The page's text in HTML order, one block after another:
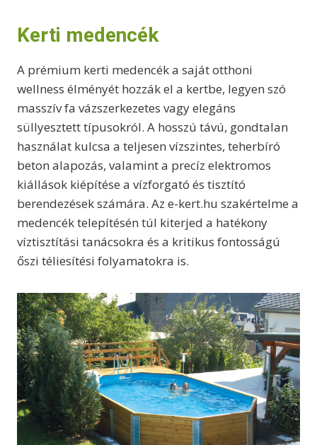
Kerti medencék
A prémium kerti medencék a saját otthoni
wellness élményét hozzák el a kertbe, legyen szó
masszív fa vázszerkezetes vagy elegáns
süllyesztett típusokról. A hosszú távú, gondtalan
használat kulcsa a teljesen vízszintes, teherbíró
beton alapozás, valamint a precíz elektromos
kiállások kiépítése a vízforgató és tisztító
berendezések számára. Az e-kert.hu szakértelme a
medencék telepítésén túl kiterjed a hatékony
víztisztítási tanácsokra és a kritikus fontosságú
őszi téliesítési folyamatokra is.